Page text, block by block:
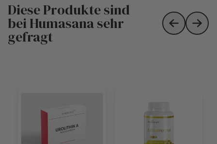
Diese Produkte sind
bei Humasana sehr
gefragt Skip toSkip